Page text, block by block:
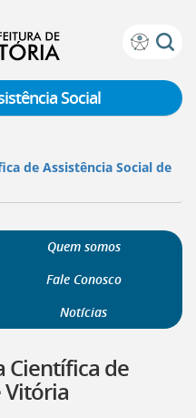
Social
de Assistência Social de
Quem somos
Fale Conosco
Notícias
Científica de
Vitória